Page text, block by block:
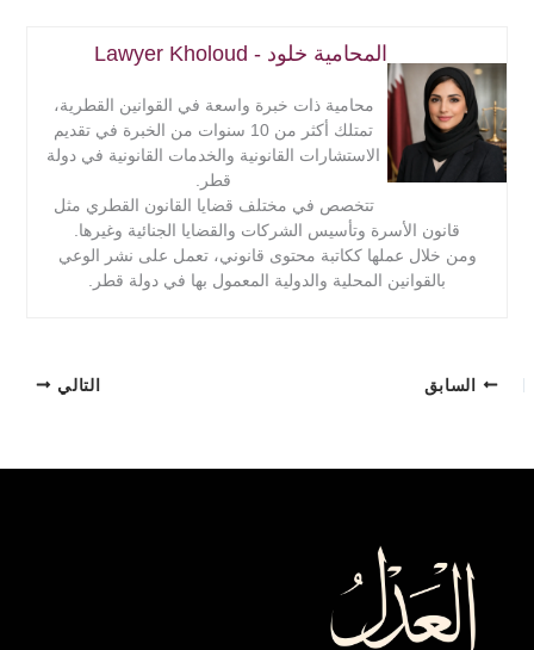
المحامية خلود - Lawyer Kholoud
محامية ذات خبرة واسعة في القوانين القطرية،
تمتلك أكثر من 10 سنوات من الخبرة في تقديم
الاستشارات القانونية والخدمات القانونية في دولة
قطر.
تتخصص في مختلف قضايا القانون القطري مثل
قانون الأسرة وتأسيس الشركات والقضايا الجنائية وغيرها.
ومن خلال عملها ككاتبة محتوى قانوني، تعمل على نشر الوعي
بالقوانين المحلية والدولية المعمول بها في دولة قطر.
السابق التالي